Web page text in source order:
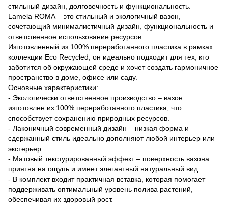
стильный дизайн, долговечность и функциональность.
Lamela ROMA – это стильный и экологичный вазон,
сочетающий минималистичный дизайн, функциональность и
ответственное использование ресурсов.
Изготовленный из 100% переработанного пластика в рамках
коллекции Eco Recycled, он идеально подходит для тех, кто
заботится об окружающей среде и хочет создать гармоничное
пространство в доме, офисе или саду.
Основные характеристики:
- Экологически ответственное производство – вазон
изготовлен из 100% переработанного пластика, что
способствует сохранению природных ресурсов.
- Лаконичный современный дизайн – низкая форма и
сдержанный стиль идеально дополняют любой интерьер или
экстерьер.
- Матовый текстурированный эффект – поверхность вазона
приятна на ощупь и имеет элегантный натуральный вид.
- В комплект входит практичная вставка, которая помогает
поддерживать оптимальный уровень полива растений,
обеспечивая их здоровый рост.